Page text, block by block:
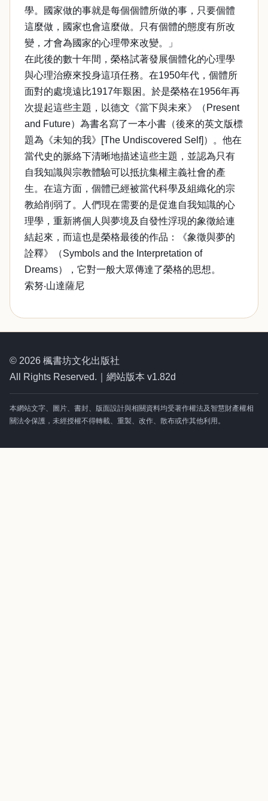
學。國家做的事就是每個個體所做的事，只要個體
這麼做，國家也會這麼做。只有個體的態度有所改
變，才會為國家的心理帶來改變。」
在此後的數十年間，榮格試著發展個體化的心理學
與心理治療來投身這項任務。在1950年代，個體所
面對的處境遠比1917年艱困。於是榮格在1956年再
次提起這些主題，以德文《當下與未來》（Present
and Future）為書名寫了一本小書（後來的英文版標
題為《未知的我》[The Undiscovered Self]）。他在
當代史的脈絡下清晰地描述這些主題，並認為只有
自我知識與宗教體驗可以抵抗集權主義社會的產
生。在這方面，個體已經被當代科學及組織化的宗
教給削弱了。人們現在需要的是促進自我知識的心
理學，重新將個人與夢境及自發性浮現的象徵給連
結起來，而這也是榮格最後的作品：《象徵與夢的
詮釋》（Symbols and the Interpretation of
Dreams），它對一般大眾傳達了榮格的思想。
索努‧山達薩尼
© 2026 楓書坊文化出版社
All Rights Reserved.｜網站版本 v1.82d
本網站文字、圖片、書封、版面設計與相關資料均受著作權法及智慧財產權相
關法令保護，未經授權不得轉載、重製、改作、散布或作其他利用。